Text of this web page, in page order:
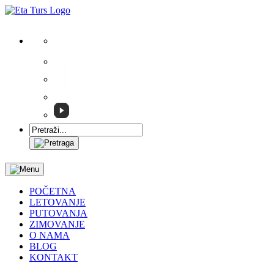
POČETNA
LETOVANJE
PUTOVANJA
ZIMOVANJE
O NAMA
BLOG
KONTAKT